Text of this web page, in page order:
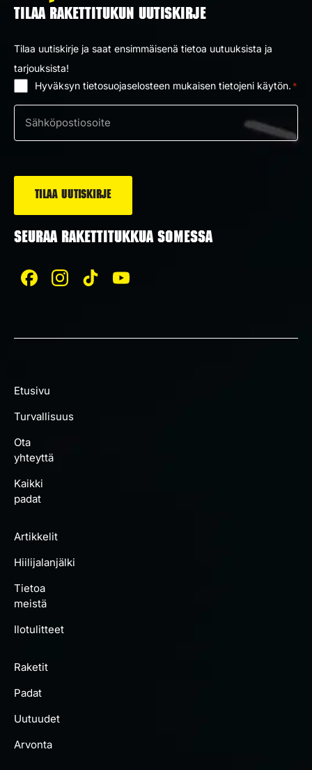
TILAA RAKETTITUKUN UUTISKIRJE
Tilaa uutiskirje ja saat ensimmäisenä tietoa uutuuksista ja
tarjouksista!
Hyväksyn tietosuojaselosteen mukaisen tietojeni käytön. *
Sähköposti
*
SEURAA RAKETTITUKKUA SOMESSA
Etusivu
Turvallisuus
Ota
yhteyttä
Kaikki
padat
Artikkelit
Hiilijalanjälki
Tietoa
meistä
Ilotulitteet
Raketit
Padat
Uutuudet
Arvonta